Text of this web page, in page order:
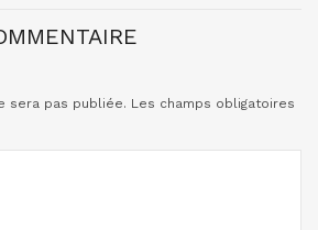
sera pas publiée. Les champs obligatoires